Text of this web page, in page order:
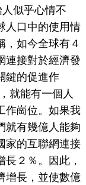
似乎心情不
人口中的使用情
，如今全球有４
連接對於經濟發
鍵的促進作
就能有一個人
作崗位。如果我
就有幾億人能夠
家的互聯網連接
２％。因此，
增長，並使數億